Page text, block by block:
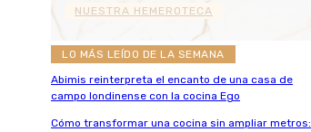
NUESTRA HEMEROTECA
LO MÁS LEÍDO DE LA SEMANA
Abimis reinterpreta el encanto de una casa de
campo londinense con la cocina Ego
Cómo transformar una cocina sin ampliar metros: